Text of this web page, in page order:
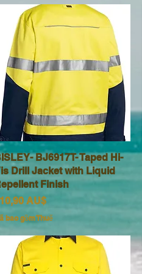
Xem nhanh
BJ6917T- Taped Hi-
Drill Jacket with Liquid
Finish
AU$
bao gồm Thuế